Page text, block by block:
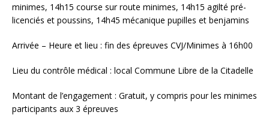
minimes, 14h15 course sur route minimes, 14h15 agilté pré-
licenciés et poussins, 14h45 mécanique pupilles et benjamins
Arrivée – Heure et lieu : fin des épreuves CVJ/Minimes à 16h00
Lieu du contrôle médical : local Commune Libre de la Citadelle
Montant de l’engagement : Gratuit, y compris pour les minimes
participants aux 3 épreuves